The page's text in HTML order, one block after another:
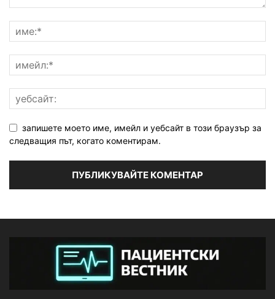
запишете моето име, имейл и уебсайт в този браузър за
следващия път, когато коментирам.